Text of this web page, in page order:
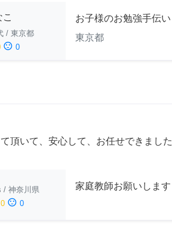
/ 東京都
sentiment_dissatisfied 0
お子様のお勉強手伝
東京都
頂いて、安心して、お任せできました
/ 神奈川県
0 sentiment_dissatisfied 0
家庭教師お願いします